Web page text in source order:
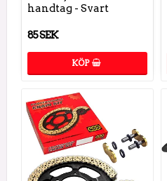
handtag - Svart
85 SEK
KÖP